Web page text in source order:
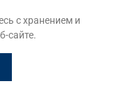
с хранением и
сайте.